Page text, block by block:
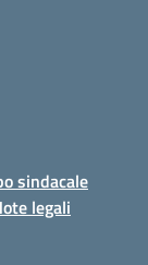
sindacale
legali